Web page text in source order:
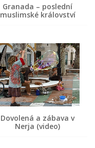
Granada – poslední
muslimské království
Dovolená a zábava v
Nerja (video)